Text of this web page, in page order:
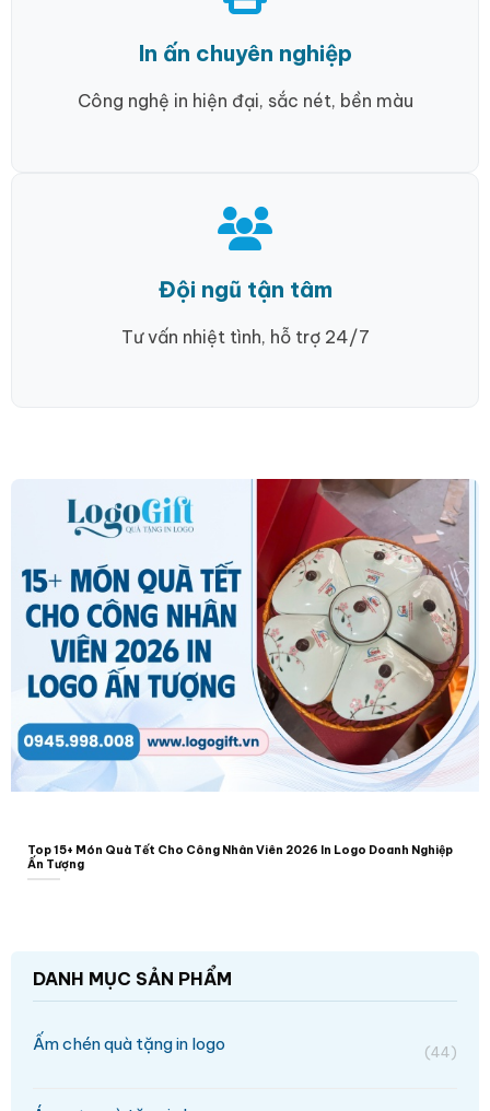
In ấn chuyên nghiệp
Công nghệ in hiện đại, sắc nét, bền màu
Đội ngũ tận tâm
Tư vấn nhiệt tình, hỗ trợ 24/7
Top 15+ Món Quà Tết Cho Công Nhân Viên 2026 In Logo Doanh Nghiệp
Ấn Tượng
DANH MỤC SẢN PHẨM
Ấm chén quà tặng in logo (44)